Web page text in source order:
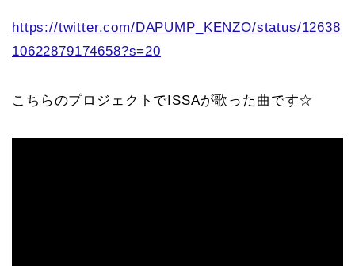
https://twitter.com/DAPUMP_KENZO/status/12638
10622879174658?s=20
こちらのプロジェクトでISSAが歌った曲です☆